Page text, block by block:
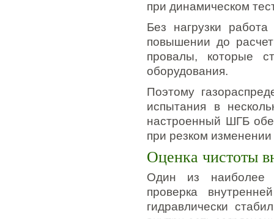
при динамическом
Без нагрузки
повышении до
провалы, которые
оборудования.
Поэтому
испытания в
настроенный ШГБ
при резком
Оценка чистоты
Один из наиболее
проверка
гидравлически